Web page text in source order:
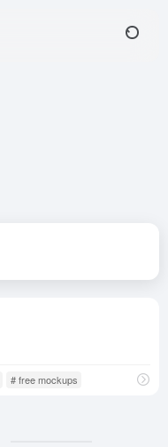
# free mockups